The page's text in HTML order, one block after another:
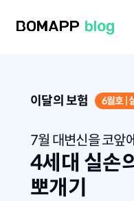
이달의 보험 6월호 |
7월 대변신을 코앞
4세대 실손
뽀개기